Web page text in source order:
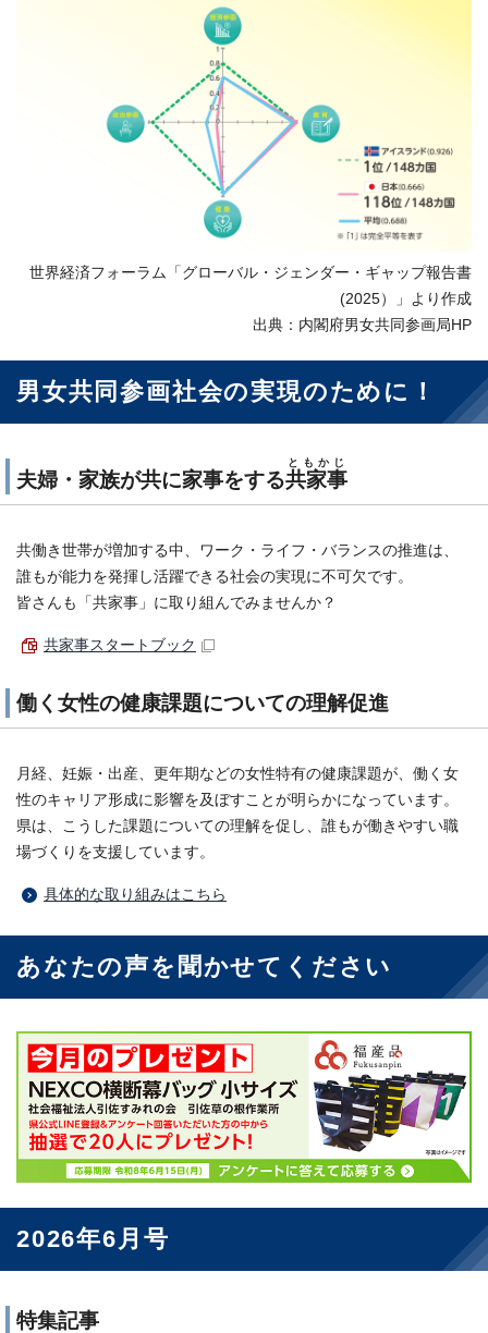
世界経済フォーラム「グローバル・ジェンダー・ギャップ報告書
(2025）」より作成
出典：内閣府男女共同参画局HP
男女共同参画社会の実現のために！
夫婦・家族が共に家事をする共家事
ともかじ
共働き世帯が増加する中、ワーク・ライフ・バランスの推進は、
誰もが能力を発揮し活躍できる社会の実現に不可欠です。
皆さんも「共家事」に取り組んでみませんか？
共家事スタートブック
働く女性の健康課題についての理解促進
月経、妊娠・出産、更年期などの女性特有の健康課題が、働く女
性のキャリア形成に影響を及ぼすことが明らかになっています。
県は、こうした課題についての理解を促し、誰もが働きやすい職
場づくりを支援しています。
具体的な取り組みはこちら
あなたの声を聞かせてください
2026年6月号
特集記事